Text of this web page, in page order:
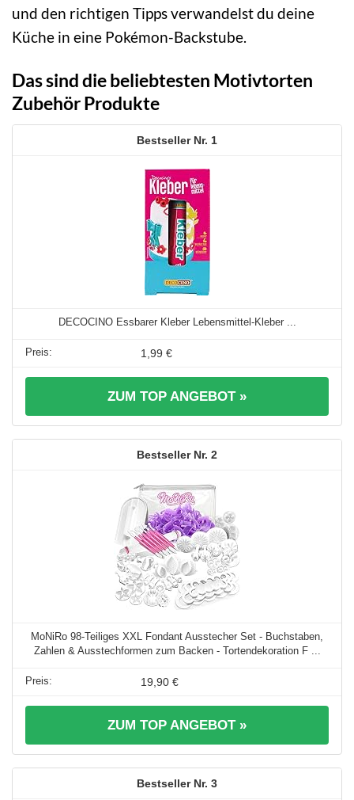
und den richtigen Tipps verwandelst du deine
Küche in eine Pokémon-Backstube.
Das sind die beliebtesten Motivtorten
Zubehör Produkte
1
DECOCINO Essbarer Kleber Lebensmittel-Kleber ...
1,99 €
ZUM TOP ANGEBOT »
2
MoNiRo 98-Teiliges XXL Fondant Ausstecher Set - Buchstaben,
Zahlen & Ausstechformen zum Backen - Tortendekoration F ...
19,90 €
ZUM TOP ANGEBOT »
3